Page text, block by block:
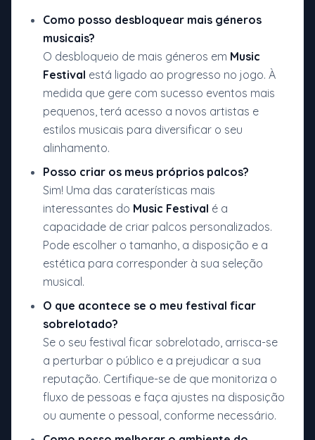
Como posso desbloquear mais géneros
musicais?
O desbloqueio de mais géneros em Music
Festival está ligado ao progresso no jogo. À
medida que gere com sucesso eventos mais
pequenos, terá acesso a novos artistas e
estilos musicais para diversificar o seu
alinhamento.
Posso criar os meus próprios palcos?
Sim! Uma das caraterísticas mais
interessantes do Music Festival é a
capacidade de criar palcos personalizados.
Pode escolher o tamanho, a disposição e a
estética para corresponder à sua seleção
musical.
O que acontece se o meu festival ficar
sobrelotado?
Se o seu festival ficar sobrelotado, arrisca-se
a perturbar o público e a prejudicar a sua
reputação. Certifique-se de que monitoriza o
fluxo de pessoas e faça ajustes na disposição
ou aumente o pessoal, conforme necessário.